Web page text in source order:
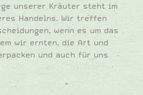
unserer Kräuter steht im
Handelns. Wir treffen
wenn es um das
wir ernten, die Art und
und auch für uns